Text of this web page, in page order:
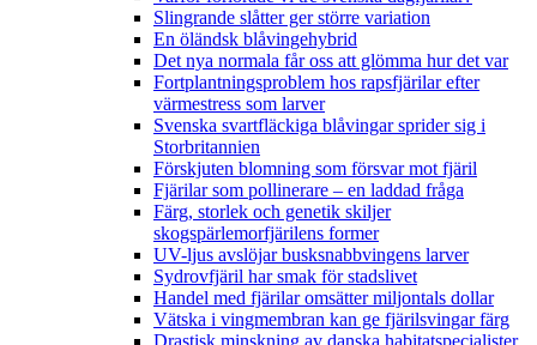
Slingrande slåtter ger större variation
En öländsk blåvingehybrid
Det nya normala får oss att glömma hur det var
Fortplantningsproblem hos rapsfjärilar efter
värmestress som larver
Svenska svartfläckiga blåvingar sprider sig i
Storbritannien
Förskjuten blomning som försvar mot fjäril
Fjärilar som pollinerare – en laddad fråga
Färg, storlek och genetik skiljer
skogspärlemorfjärilens former
UV-ljus avslöjar busksnabbvingens larver
Sydrovfjäril har smak för stadslivet
Handel med fjärilar omsätter miljontals dollar
Vätska i vingmembran kan ge fjärilsvingar färg
Drastisk minskning av danska habitatspecialister